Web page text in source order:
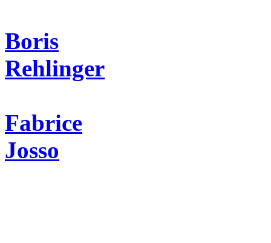
Boris
Rehlinger
Fabrice
Josso